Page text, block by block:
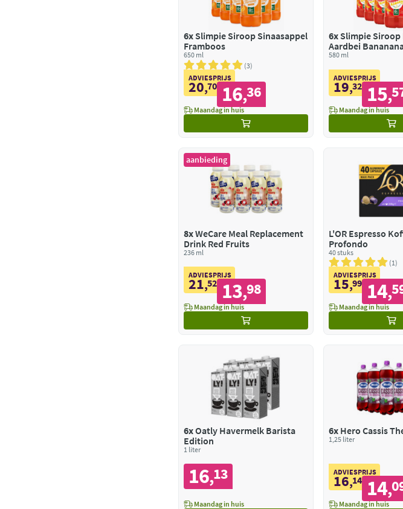
6xSlimpie Siroop Sinaasappel
Framboos
650 ml
3
ADVIESPRIJS
20,70 16,36
Maandag in huis
6x Slimpie Siroop
Aardbei
580 ml
ADVIESPRIJS
19,32 15,
Maandag in huis
aanbieding
8xWeCare Meal Replacement
Drink Red Fruits
236 ml
ADVIESPRIJS
21,52 13,98
Maandag in huis
L'OR Espresso
Profondo
40 stuks
1
ADVIESPRIJS
15,99 14,
Maandag in huis
6xOatly Havermelk Barista
Edition
1 liter
16,13
Maandag in huis
6x Hero Cassis
1,25 liter
ADVIESPRIJS
16,14 14,
Maandag in huis